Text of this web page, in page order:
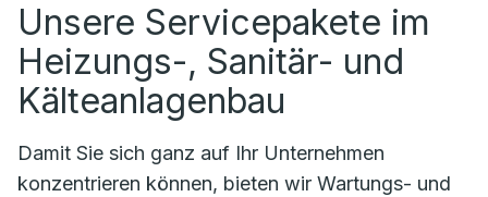
Unsere Servicepakete im
Heizungs-, Sanitär- und
Kälteanlagenbau
Damit Sie sich ganz auf Ihr Unternehmen
konzentrieren können, bieten wir Wartungs- und